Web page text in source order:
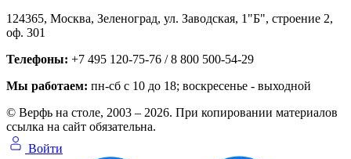
124365, Москва, Зеленоград, ул. Заводская, 1"Б", строение 2,
оф. 301
Телефоны: +7 495 120-75-76 / 8 800 500-54-29
Мы работаем: пн-сб с 10 до 18; воскресенье - выходной
© Верфь на столе, 2003 – 2026. При копировании материалов
ссылка на сайт обязательна.
Войти